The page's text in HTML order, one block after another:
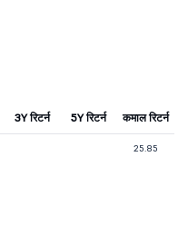
3Y रिटर्न 5Y रिटर्न कमाल रिटर्न
25.85